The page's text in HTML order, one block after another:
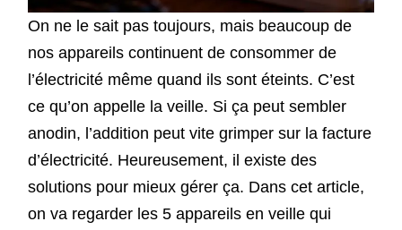
On ne le sait pas toujours, mais beaucoup de
nos appareils continuent de consommer de
l’électricité même quand ils sont éteints. C’est
ce qu’on appelle la veille. Si ça peut sembler
anodin, l’addition peut vite grimper sur la facture
d’électricité. Heureusement, il existe des
solutions pour mieux gérer ça. Dans cet article,
on va regarder les 5 appareils en veille qui